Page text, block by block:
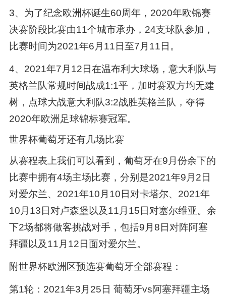
3、为了纪念欧洲杯诞生60周年，2020年欧锦赛
决赛阶段比赛由11个城市承办，24支球队参加，
比赛时间为2021年6月11日至7月11日。
4、2021年7月12日在温布利大球场，意大利队与
英格兰队常规时间战成1:1平，加时赛双方均无建
树，点球大战意大利队3:2战胜英格兰队，夺得
2020年欧洲足球锦标赛冠军。
世界杯葡萄牙还有几场比赛
从赛程表上我们可以看到，葡萄牙在9月份余下的
比赛中拥有4场主场比赛，分别是2021年9月2日
对爱尔兰、2021年10月10日对卡塔尔、2021年
10月13日对卢森堡以及11月15日对塞尔维亚。余
下2场都将做客挑战对手，包括9月8日对阵阿塞
拜疆以及11月12日面对爱尔兰。
附世界杯欧洲区预选赛葡萄牙全部赛程：
第1轮：2021年3月25日 葡萄牙vs阿塞拜疆主场